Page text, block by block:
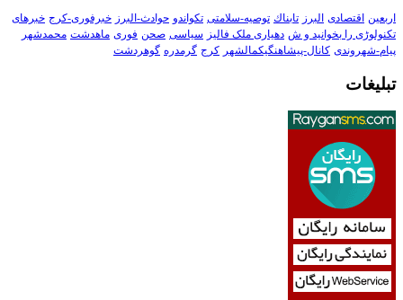
اربعین اقتصادی البرز تابناك توصیه-سلامتی تکواندو حوادث-البرز خبرفوری-کرج خبرهای
تکنولوڑی را بخوانید و ش دهیاری ملک فالیز سیاسی صحن فوری ماهدشت محمدشهر
پیام-شهروندی کانال-پیشاهنگیکمالشهر کرج گرمدره گوهردشت
تبلیغات